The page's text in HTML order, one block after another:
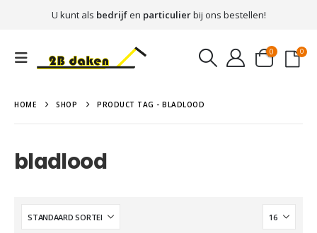
U kunt als bedrijfen particulierbij ons bestellen!
0 0
HOME SHOP PRODUCT TAG - BLADLOOD
bladlood